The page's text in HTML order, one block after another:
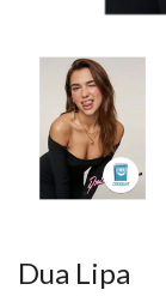
Dua Lipa